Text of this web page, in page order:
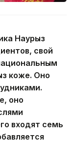
Наурыз
свой
коже. Оно
оно
входят семь